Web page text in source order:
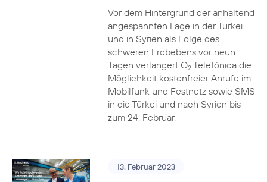
Vor dem Hintergrund der anhaltend
angespannten Lage in der Türkei
und in Syrien als Folge des
schweren Erdbebens vor neun
Tagen verlängert O2Telefónica die
Möglichkeit kostenfreier Anrufe im
Mobilfunk und Festnetz sowie SMS
in die Türkei und nach Syrien bis
zum 24. Februar.
13. Februar 2023